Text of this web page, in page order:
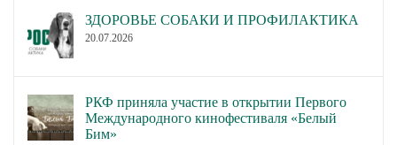
ЗДОРОВЬЕ СОБАКИ И ПРОФИЛАКТИКА
20.07.2026
РКФ приняла участие в открытии Первого
Международного кинофестиваля «Белый
Бим»